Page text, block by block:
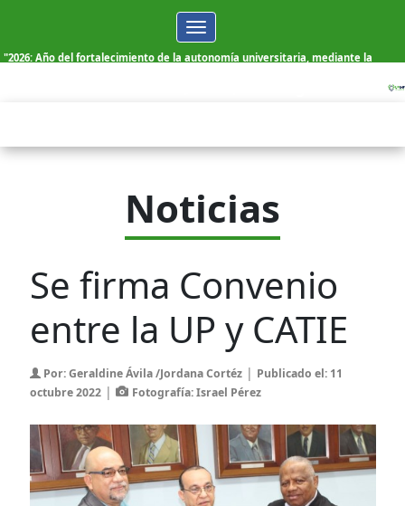
Toggle
navigation
"2026: Año del fortalecimiento de la autonomía universitaria, mediante la
S�bado, 08 de Agosto de 2026
Noticias
Se firma Convenio
entre la UP y CATIE
Por: Geraldine Ávila /Jordana Cortéz| Publicado el: 11
octubre 2022| Fotografía: Israel Pérez